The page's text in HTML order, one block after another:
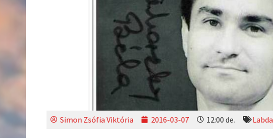
Simon Zsófia Viktória 2016-03-07 12:00 de.